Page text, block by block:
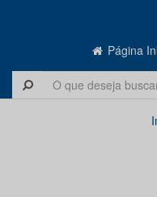
Página